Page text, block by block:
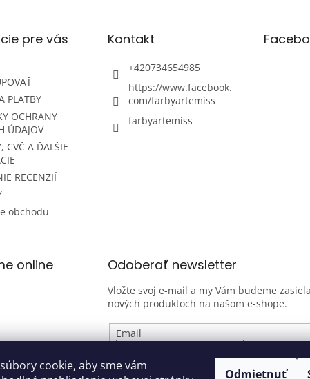
cookie, aby sme vám
Odmietnuť
pre vás
PLATBY
OCHRANY
ÚDAJOV
CVČ A ĎALŠIE
RECENZIÍ
obchodu
Kontakt
+420734654985
https://www.facebook.
com/farbyartemiss
farbyartemiss
online Odoberať newsletter
Vložte svoj e-mail a my Vám budeme
nových produktoch na našom e-shope.
Email
Vložením e-mailu súhlasíte s